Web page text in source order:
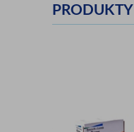
PRODUKTY